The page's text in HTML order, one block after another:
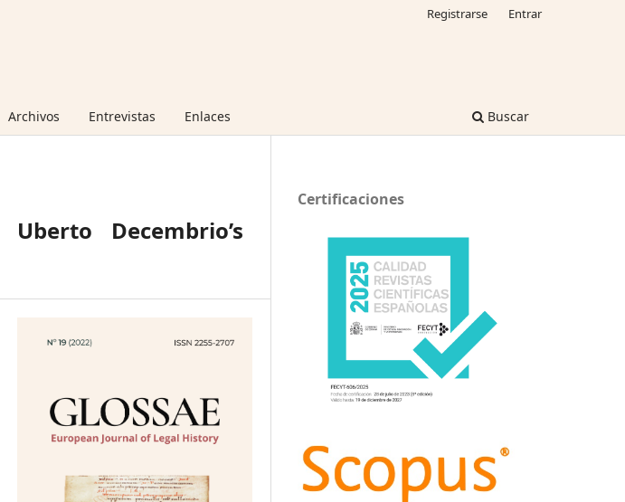
Archivos Entrevistas Enlaces Buscar
Registrarse Entrar
Decembrio’s
Certificaciones